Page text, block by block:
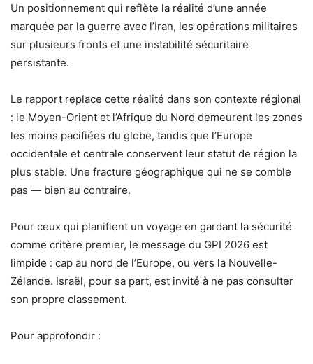
Un positionnement qui reflète la réalité d’une année
marquée par la guerre avec l’Iran, les opérations militaires
sur plusieurs fronts et une instabilité sécuritaire
persistante.
Le rapport replace cette réalité dans son contexte régional
: le Moyen-Orient et l’Afrique du Nord demeurent les zones
les moins pacifiées du globe, tandis que l’Europe
occidentale et centrale conservent leur statut de région la
plus stable. Une fracture géographique qui ne se comble
pas — bien au contraire.
Pour ceux qui planifient un voyage en gardant la sécurité
comme critère premier, le message du GPI 2026 est
limpide : cap au nord de l’Europe, ou vers la Nouvelle-
Zélande. Israël, pour sa part, est invité à ne pas consulter
son propre classement.
Pour approfondir :